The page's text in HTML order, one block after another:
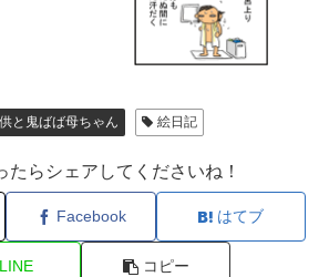
と鬼ばば母ちゃん 絵日記
たらシェアしてくださいね！
Facebook はてブ
LINE コピー